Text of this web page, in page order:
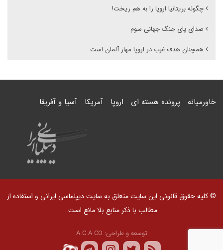
چگونه بریتانیا اروپا را به هم ریخت!
صدای پای جنگ جهانی سوم
همچنان هدف غرب در اروپا مهار آلمان است
خاورمیانه پرونده هسته ای اروپا آمریکا آسیا و آفریقا
© کلیه حقوق قانونی این سایت متعلق به سایت دیپلماسی ایرانی و استفاده از
مطالب با ذکر منابع بلا مانع است.
توسعه و طراحی: A.C.A CO